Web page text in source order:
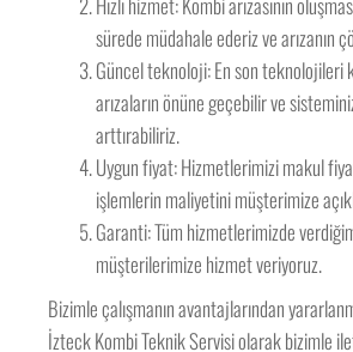
sürede müdahale ederiz ve arızanın
Güncel teknoloji: En son teknolojileri
arızaların önüne geçebilir ve
arttırabiliriz.
Uygun fiyat: Hizmetlerimizi makul
işlemlerin maliyetini müşterimize
Garanti: Tüm hizmetlerimizde
müşterilerimize hizmet veriyoruz.
Bizimle çalışmanın avantajlarından
İzteck Kombi Teknik Servisi olarak bizimle